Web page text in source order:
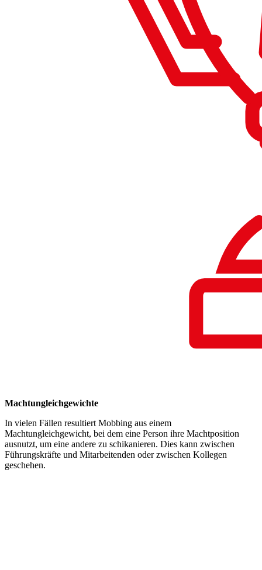
Machtungleichgewichte
In vielen Fällen resultiert Mobbing aus einem
Machtungleichgewicht, bei dem eine Person ihre Machtposition
ausnutzt, um eine andere zu schikanieren. Dies kann zwischen
Führungskräfte und Mitarbeitenden oder zwischen Kollegen
geschehen.